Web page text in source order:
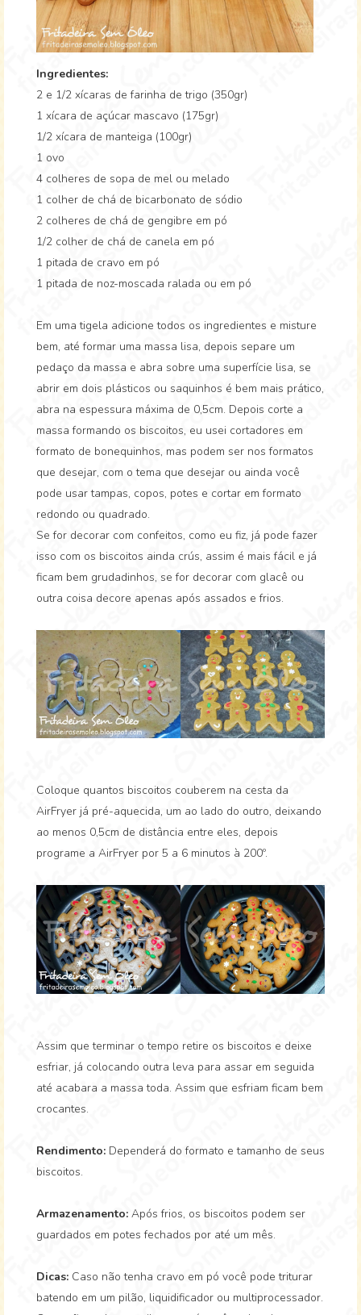
Ingredientes:
2 e 1/2 xícaras de farinha de trigo (350gr)
1 xícara de açúcar mascavo (175gr)
1/2 xícara de manteiga (100gr)
1 ovo
4 colheres de sopa de mel ou melado
1 colher de chá de bicarbonato de sódio
2 colheres de chá de gengibre em pó
1/2 colher de chá de canela em pó
1 pitada de cravo em pó
1 pitada de noz-moscada ralada ou em pó
Em uma tigela adicione todos os ingredientes e misture
bem, até formar uma massa lisa, depois separe um
pedaço da massa e abra sobre uma superfície lisa, se
abrir em dois plásticos ou saquinhos é bem mais prático,
abra na espessura máxima de 0,5cm. Depois corte a
massa formando os biscoitos, eu usei cortadores em
formato de bonequinhos, mas podem ser nos formatos
que desejar, com o tema que desejar ou ainda você
pode usar tampas, copos, potes e cortar em formato
redondo ou quadrado.
Se for decorar com confeitos, como eu fiz, já pode fazer
isso com os biscoitos ainda crús, assim é mais fácil e já
ficam bem grudadinhos, se for decorar com glacê ou
outra coisa decore apenas após assados e frios.
Coloque quantos biscoitos couberem na cesta da
AirFryer já pré-aquecida, um ao lado do outro, deixando
ao menos 0,5cm de distância entre eles, depois
programe a AirFryer por 5 a 6 minutos à 200º.
Assim que terminar o tempo retire os biscoitos e deixe
esfriar, já colocando outra leva para assar em seguida
até acabara a massa toda. Assim que esfriam ficam bem
crocantes.
Rendimento: Dependerá do formato e tamanho de seus
biscoitos.
Armazenamento: Após frios, os biscoitos podem ser
guardados em potes fechados por até um mês.
Dicas: Caso não tenha cravo em pó você pode triturar
batendo em um pilão, liquidificador ou multiprocessador.